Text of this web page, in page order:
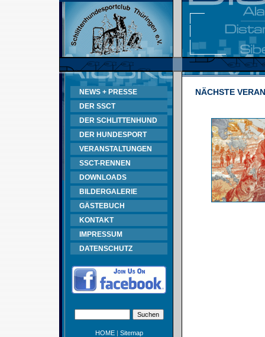
NEWS + PRESSE
DER SSCT
DER SCHLITTENHUND
DER HUNDESPORT
VERANSTALTUNGEN
SSCT-RENNEN
DOWNLOADS
BILDERGALERIE
GÄSTEBUCH
KONTAKT
IMPRESSUM
DATENSCHUTZ
HOME| Sitemap
NÄCHSTE